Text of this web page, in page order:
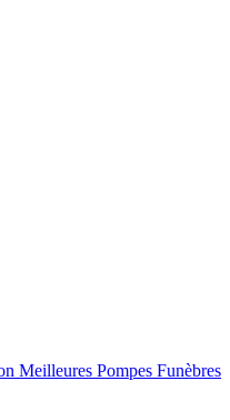
Meilleures Pompes Funèbres